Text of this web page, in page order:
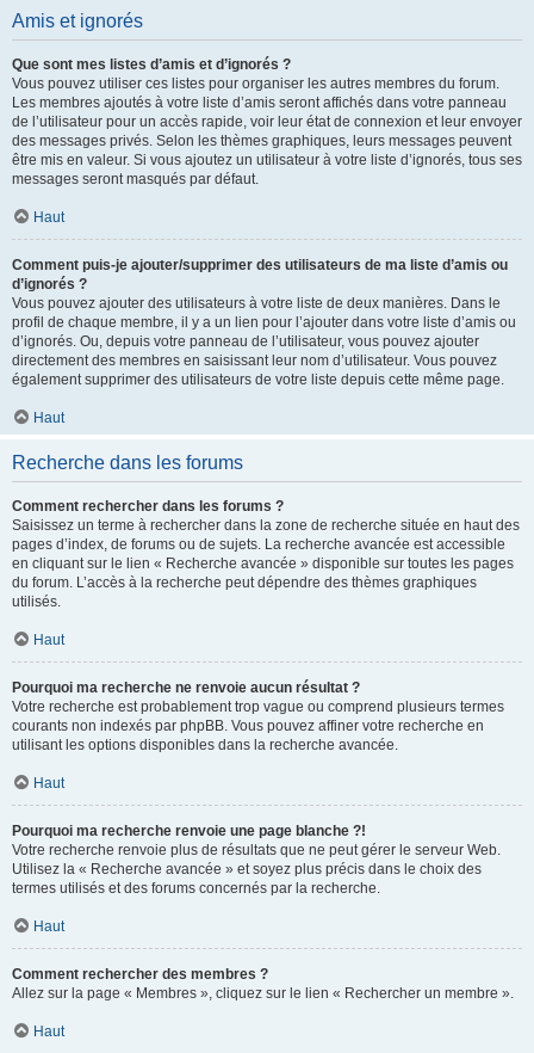
Amis et ignorés
Que sont mes listes d’amis et d’ignorés ?
Vous pouvez utiliser ces listes pour organiser les autres membres du forum.
Les membres ajoutés à votre liste d’amis seront affichés dans votre panneau
de l’utilisateur pour un accès rapide, voir leur état de connexion et leur envoyer
des messages privés. Selon les thèmes graphiques, leurs messages peuvent
être mis en valeur. Si vous ajoutez un utilisateur à votre liste d’ignorés, tous ses
messages seront masqués par défaut.
Haut
Comment puis-je ajouter/supprimer des utilisateurs de ma liste d’amis ou
d’ignorés ?
Vous pouvez ajouter des utilisateurs à votre liste de deux manières. Dans le
profil de chaque membre, il y a un lien pour l’ajouter dans votre liste d’amis ou
d’ignorés. Ou, depuis votre panneau de l’utilisateur, vous pouvez ajouter
directement des membres en saisissant leur nom d’utilisateur. Vous pouvez
également supprimer des utilisateurs de votre liste depuis cette même page.
Haut
Recherche dans les forums
Comment rechercher dans les forums ?
Saisissez un terme à rechercher dans la zone de recherche située en haut des
pages d’index, de forums ou de sujets. La recherche avancée est accessible
en cliquant sur le lien « Recherche avancée » disponible sur toutes les pages
du forum. L’accès à la recherche peut dépendre des thèmes graphiques
utilisés.
Haut
Pourquoi ma recherche ne renvoie aucun résultat ?
Votre recherche est probablement trop vague ou comprend plusieurs termes
courants non indexés par phpBB. Vous pouvez affiner votre recherche en
utilisant les options disponibles dans la recherche avancée.
Haut
Pourquoi ma recherche renvoie une page blanche ?!
Votre recherche renvoie plus de résultats que ne peut gérer le serveur Web.
Utilisez la « Recherche avancée » et soyez plus précis dans le choix des
termes utilisés et des forums concernés par la recherche.
Haut
Comment rechercher des membres ?
Allez sur la page « Membres », cliquez sur le lien « Rechercher un membre ».
Haut